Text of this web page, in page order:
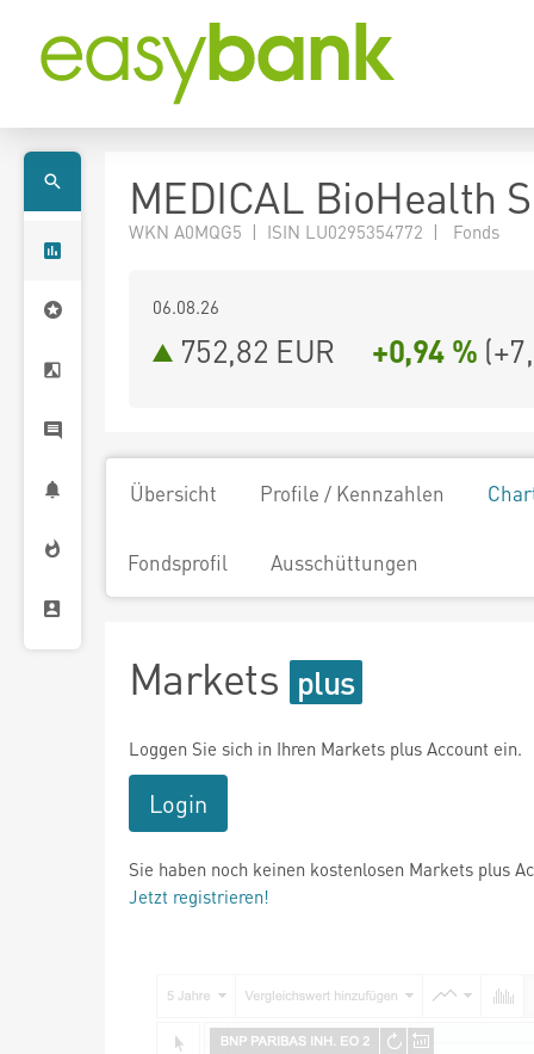
MEDICAL BioHealth S
WKN A0MQG5 | ISIN LU0295354772 | Fonds
06.08.26
752,82 EUR +0,94 % (
Übersicht Profile / Kennzahlen
Fondsprofil Ausschüttungen
Markets
Loggen Sie sich in Ihren Markets plus Account ein.
Login
Sie haben noch keinen kostenlosen Markets plus
Jetzt registrieren!